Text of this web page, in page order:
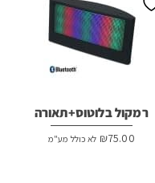
רמקול בלוטוס+תאורה
₪75.00 לא כולל מע"מ